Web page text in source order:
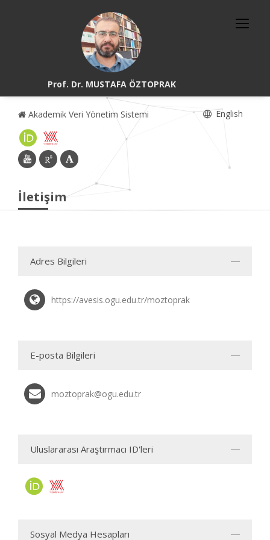
Prof. Dr. MUSTAFA ÖZTOPRAK
Akademik Veri Yönetim Sistemi English
İletişim
Adres Bilgileri
https://avesis.ogu.edu.tr/moztoprak
E-posta Bilgileri
moztoprak@ogu.edu.tr
Uluslararası Araştırmacı ID'leri
Sosyal Medya Hesapları